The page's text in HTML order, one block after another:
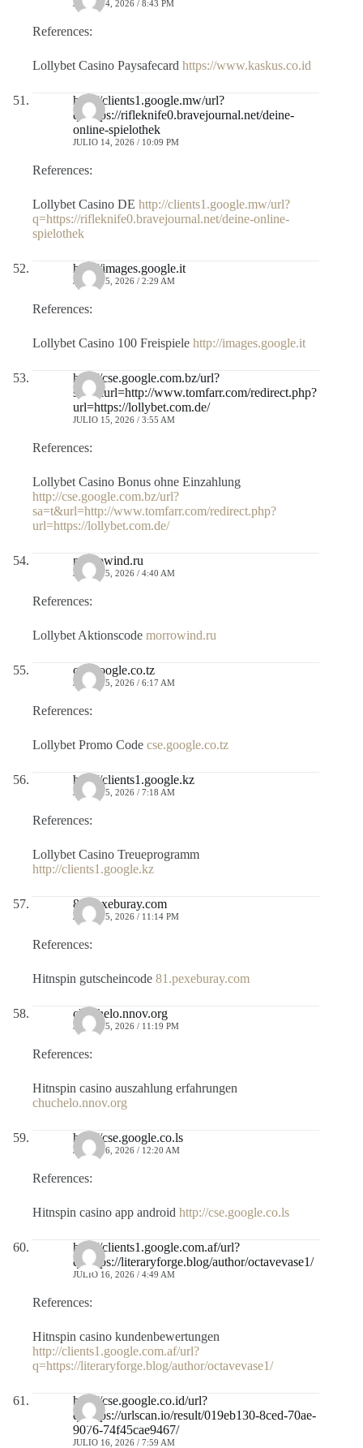
JULIO 14, 2026 / 8:43 PM
References:
Lollybet Casino Paysafecard https://www.kaskus.co.id
http://clients1.google.mw/url?
q=https://rifleknife0.bravejournal.net/deine-
online-spielothek
JULIO 14, 2026 / 10:09 PM
References:
Lollybet Casino DE http://clients1.google.mw/url?
q=https://rifleknife0.bravejournal.net/deine-online-
spielothek
http://images.google.it
JULIO 15, 2026 / 2:29 AM
References:
Lollybet Casino 100 Freispiele http://images.google.it
http://cse.google.com.bz/url?
sa=t&url=http://www.tomfarr.com/redirect.php?
url=https://lollybet.com.de/
JULIO 15, 2026 / 3:55 AM
References:
Lollybet Casino Bonus ohne Einzahlung
http://cse.google.com.bz/url?
sa=t&url=http://www.tomfarr.com/redirect.php?
url=https://lollybet.com.de/
morrowind.ru
JULIO 15, 2026 / 4:40 AM
References:
Lollybet Aktionscode morrowind.ru
cse.google.co.tz
JULIO 15, 2026 / 6:17 AM
References:
Lollybet Promo Code cse.google.co.tz
http://clients1.google.kz
JULIO 15, 2026 / 7:18 AM
References:
Lollybet Casino Treueprogramm
http://clients1.google.kz
81.pexeburay.com
JULIO 15, 2026 / 11:14 PM
References:
Hitnspin gutscheincode 81.pexeburay.com
chuchelo.nnov.org
JULIO 15, 2026 / 11:19 PM
References:
Hitnspin casino auszahlung erfahrungen
chuchelo.nnov.org
http://cse.google.co.ls
JULIO 16, 2026 / 12:20 AM
References:
Hitnspin casino app android http://cse.google.co.ls
http://clients1.google.com.af/url?
q=https://literaryforge.blog/author/octavevase1/
JULIO 16, 2026 / 4:49 AM
References:
Hitnspin casino kundenbewertungen
http://clients1.google.com.af/url?
q=https://literaryforge.blog/author/octavevase1/
http://cse.google.co.id/url?
q=https://urlscan.io/result/019eb130-8ced-70ae-
9076-74f45cae9467/
JULIO 16, 2026 / 7:59 AM